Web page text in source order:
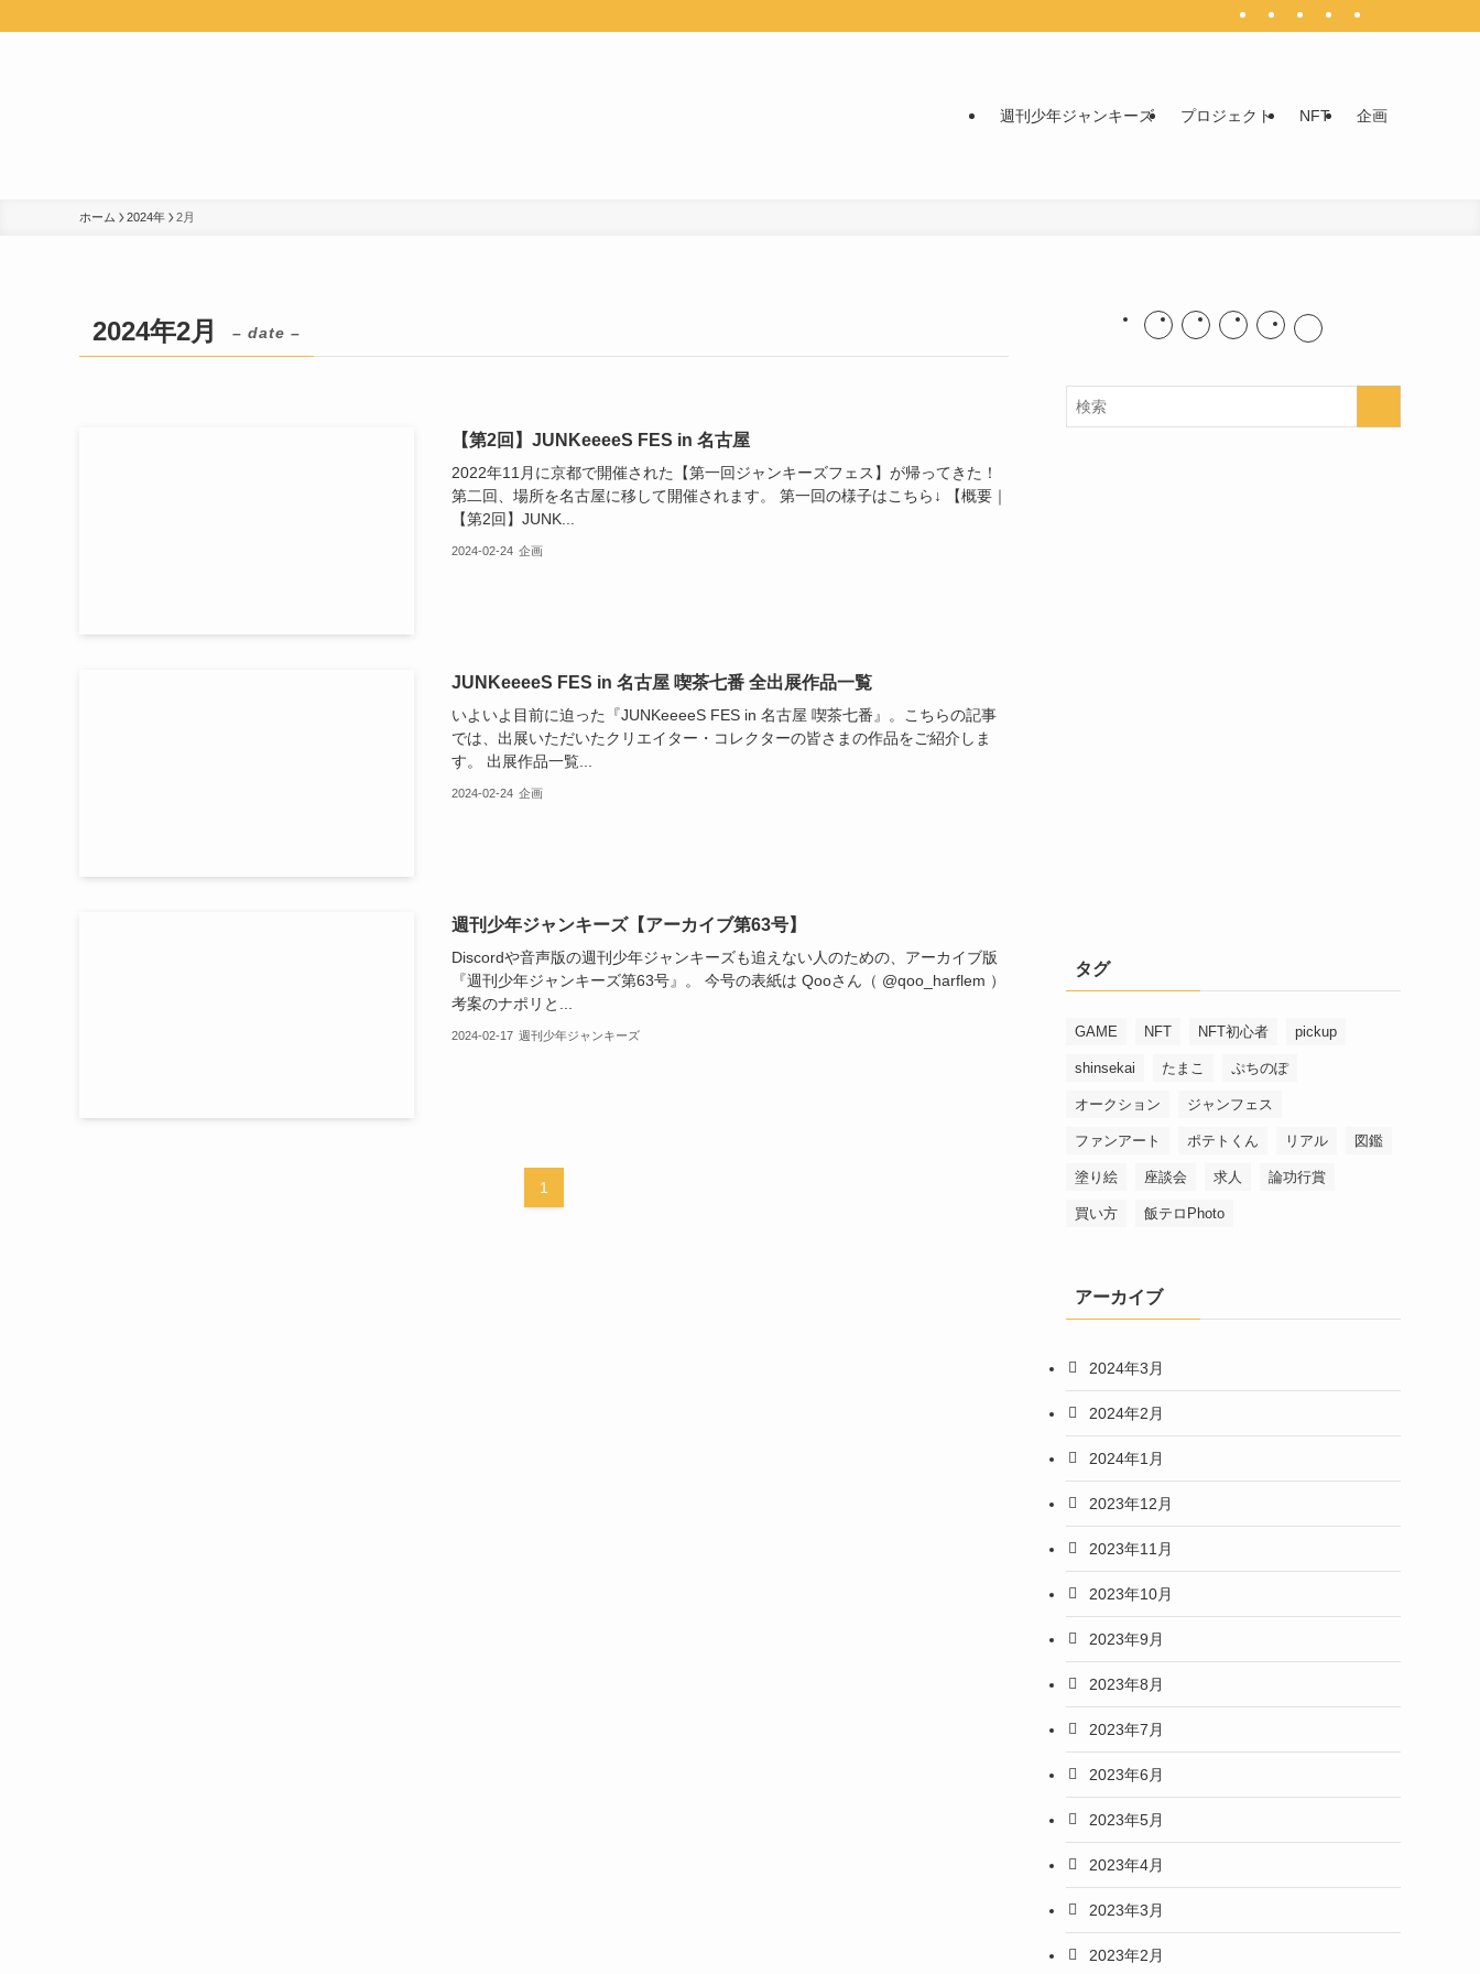
週刊少年ジャンキーズ プロジェクト NFT 企画
ホーム 2024年 2月
2024年2月 – date –
【第2回】JUNKeeeeS FES in 名古屋
2022年11月に京都で開催された【第一回ジャンキーズフェス】が帰ってきた！
第二回、場所を名古屋に移して開催されます。 第一回の様子はこちら↓ 【概要｜
【第2回】JUNK...
2024-02-24 企画
JUNKeeeeS FES in 名古屋 喫茶七番 全出展作品一覧
いよいよ目前に迫った『JUNKeeeeS FES in 名古屋 喫茶七番』。こちらの記事
では、出展いただいたクリエイター・コレクターの皆さまの作品をご紹介しま
す。 出展作品一覧...
2024-02-24 企画
週刊少年ジャンキーズ【アーカイブ第63号】
Discordや音声版の週刊少年ジャンキーズも追えない人のための、アーカイブ版
『週刊少年ジャンキーズ第63号』。 今号の表紙は Qooさん（ @qoo_harflem ）
考案のナポリと...
2024-02-17 週刊少年ジャンキーズ
1
タグ
GAME NFT NFT初心者 pickup
shinsekai たまこ ぷちのぽ
オークション ジャンフェス
ファンアート ポテトくん リアル 図鑑
塗り絵 座談会 求人 論功行賞
買い方 飯テロPhoto
アーカイブ
2024年3月
2024年2月
2024年1月
2023年12月
2023年11月
2023年10月
2023年9月
2023年8月
2023年7月
2023年6月
2023年5月
2023年4月
2023年3月
2023年2月